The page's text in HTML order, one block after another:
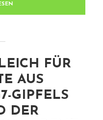
FÜR
AUS
GIPFELS
DER